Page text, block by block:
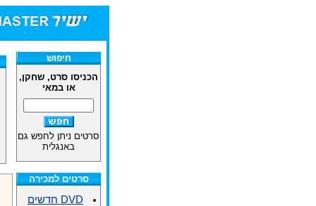
חיפוש
הכניסו סרט, שחקן,
או במאי
סרטים ניתן לחפש גם
באנגלית
סרטים למכירה
DVD חדשים